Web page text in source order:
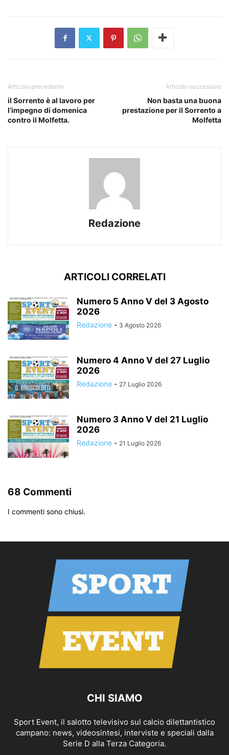
Articolo precedente
il Sorrento è al lavoro per
l’impegno di domenica
contro il Molfetta.
Articolo successivo
Non basta una buona
prestazione per il Sorrento a
Molfetta
Redazione
ARTICOLI CORRELATI
Numero 5 Anno V del 3 Agosto
2026
Redazione - 3 Agosto 2026
Numero 4 Anno V del 27 Luglio
2026
Redazione - 27 Luglio 2026
Numero 3 Anno V del 21 Luglio
2026
Redazione - 21 Luglio 2026
68 Commenti
I commenti sono chiusi.
CHI SIAMO
Sport Event, il salotto televisivo sul calcio dilettantistico
campano: news, videosintesi, interviste e speciali dalla
Serie D alla Terza Categoria.